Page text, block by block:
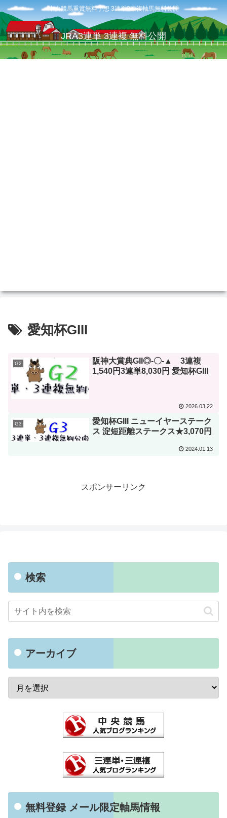
中央競馬重賞無料予想 3連単3連複軸馬無料公開
JRA3連単 3連複 無料公開
愛知杯GIII
G2
阪神大賞典GII◎-〇-▲ 3連複
1,540円3連単8,030円 愛知杯GIII
2026.03.22
G3
愛知杯GIII ニューイヤーステーク
ス 淀短距離ステークス★3,070円
2024.01.13
スポンサーリンク
検索
アーカイブ
無料登録 メール限定軸馬情報